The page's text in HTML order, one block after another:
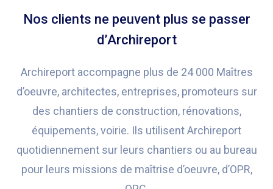
Nos clients ne peuvent plus se passer
d’Archireport
Archireport accompagne plus de 24 000 Maîtres
d’oeuvre, architectes, entreprises, promoteurs sur
des chantiers de construction, rénovations,
équipements, voirie. Ils utilisent Archireport
quotidiennement sur leurs chantiers ou au bureau
pour leurs missions de maîtrise d’oeuvre, d’OPR,